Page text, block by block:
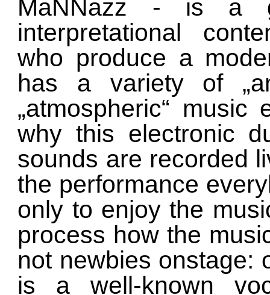
MaNNazz - is a
interpretational
who produce a
has a variety of
„atmospheric“
why this electronic
sounds are recorded
the performance
only to enjoy the
process how the
not newbies onstage:
is a well-known